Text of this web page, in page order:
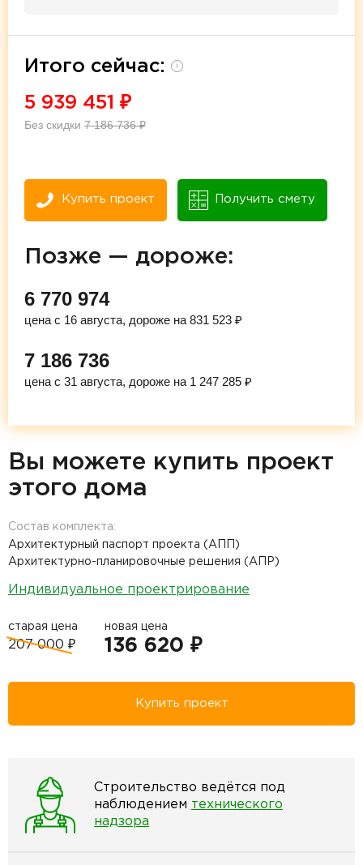
Итого сейчас: i
5 939 451 ₽
Без скидки 7 186 736₽
Купить проект Получить смету
Позже — дороже:
6 770 974
цена с 16 августа, дороже на 831 523 ₽
7 186 736
цена с 31 августа, дороже на 1 247 285 ₽
Вы можете купить проект
этого дома
Состав комплекта:
Архитектурный паспорт проекта (АПП)
Архитектурно-планировочные решения (АПР)
Индивидуальное проектрирование
старая цена
207 000 ₽
новая цена
136 620 ₽
Купить проект
Строительство ведётся под
наблюдением технического
надзора